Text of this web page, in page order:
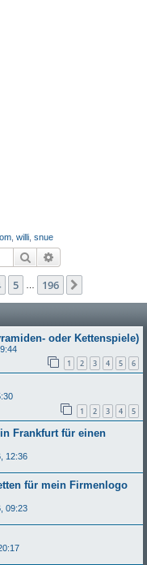
willi snue
Suche
5 196
oder Kettenspiele)
1 2 3 4 5 6
1 2 3 4 5
Frankfurt für einen
12:36
für mein Firmenlogo
09:23